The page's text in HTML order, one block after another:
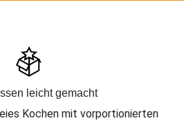
leicht gemacht
Kochen mit vorportionierten